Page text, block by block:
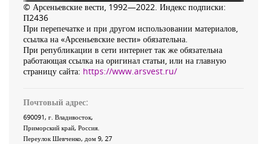
© Арсеньевские вести, 1992—2022. Индекс подписки:
П2436
При перепечатке и при другом использовании материалов,
ссылка на «Арсеньевские вести» обязательна.
При републикации в сети интернет так же обязательна
работающая ссылка на оригинал статьи, или на главную
страницу сайта: https://www.arsvest.ru/
Почтовый адрес:
690091, г. Владивосток,
Приморский край, Россия
Переулок Шевченко, дом 9, 27